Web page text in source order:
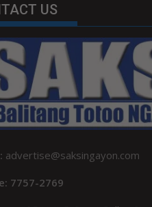
US
advertise@saksingayon.com
7757-2769